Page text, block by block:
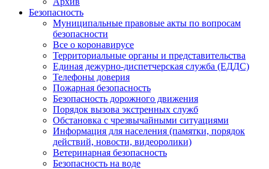
Безопасность
Муниципальные правовые акты по вопросам
безопасности
Все о коронавирусе
Территориальные органы и представительства
Единая дежурно-диспетчерская служба (ЕДДС)
Телефоны доверия
Пожарная безопасность
Безопасность дорожного движения
Порядок вызова экстренных служб
Обстановка с чрезвычайными ситуациями
Информация для населения (памятки, порядок
действий, новости, видеоролики)
Ветеринарная безопасность
Безопасность на воде